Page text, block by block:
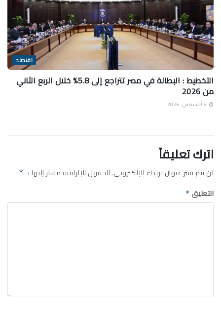
اقتصاد
التخطيط : البطالة في مصر تتراجع إلى 5.8% خلال الربع الثاني
من 2026
اترك تعليقاً
لن يتم نشر عنوان بريدك الإلكتروني.الحقول الإلزامية مشار إليها بـ *
التعليق *